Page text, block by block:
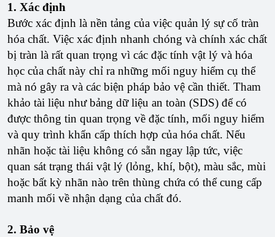
1. Xác định
Bước xác định là nền tảng của việc quản lý sự cố tràn
hóa chất. Việc xác định nhanh chóng và chính xác chất
bị tràn là rất quan trọng vì các đặc tính vật lý và hóa
học của chất này chỉ ra những mối nguy hiểm cụ thể
mà nó gây ra và các biện pháp bảo vệ cần thiết. Tham
khảo tài liệu như bảng dữ liệu an toàn (SDS) để có
được thông tin quan trọng về đặc tính, mối nguy hiểm
và quy trình khẩn cấp thích hợp của hóa chất. Nếu
nhãn hoặc tài liệu không có sẵn ngay lập tức, việc
quan sát trạng thái vật lý (lỏng, khí, bột), màu sắc, mùi
hoặc bất kỳ nhãn nào trên thùng chứa có thể cung cấp
manh mối về nhận dạng của chất đó.
2. Bảo vệ